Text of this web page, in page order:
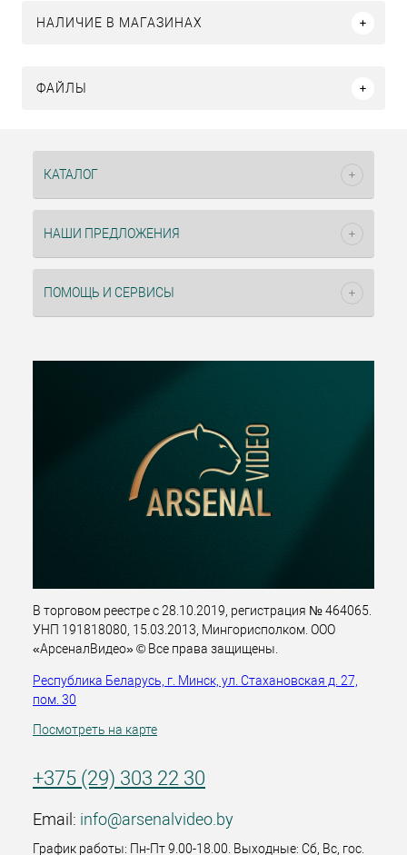
НАЛИЧИЕ В МАГАЗИНАХ
ФАЙЛЫ
КАТАЛОГ
НАШИ ПРЕДЛОЖЕНИЯ
ПОМОЩЬ И СЕРВИСЫ
В торговом реестре с 28.10.2019, регистрация № 464065.
УНП 191818080, 15.03.2013, Мингорисполком. ООО
«АрсеналВидео» © Все права защищены.
Республика Беларусь, г. Минск, ул. Стахановская д. 27,
пом. 30
Посмотреть на карте
+375 (29) 303 22 30
Email: info@arsenalvideo.by
График работы: Пн-Пт 9.00-18.00. Выходные: Сб, Вс, гос.